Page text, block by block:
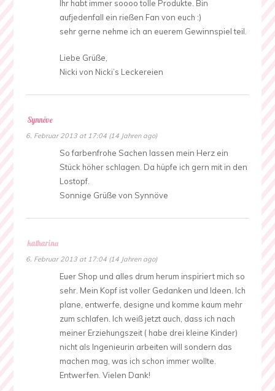
Ihr habt immer soooo tolle Produkte. Bin
aufjedenfall ein rießen Fan von euch :)
sehr gerne nehme ich an euerem Gewinnspiel teil.
Liebe Grüße,
Nicki von Nicki’s Leckereien
Synnöve
6. Februar 2013 at 17:04 (14 Jahren ago)
So farbenfrohe Sachen lassen mein Herz ein
Stück höher schlagen. Da hüpfe ich gern mit in den
Lostopf.
Sonnige Grüße von Synnöve
katharina
6. Februar 2013 at 17:04 (14 Jahren ago)
Euer Shop und alles drum herum inspiriert mich so
sehr. Mein Kopf ist voller Gedanken und Ideen. Ich
plane, entwerfe, designe und komme kaum mehr
zum schlafen. Ich weiß jetzt auch, dass ich nach
meiner Erziehungszeit ( habe drei kleine Kinder)
nicht als Ingenieurin arbeiten will sondern das
machen mag, was ich schon immer wollte.
Entwerfen. Vielen Dank!